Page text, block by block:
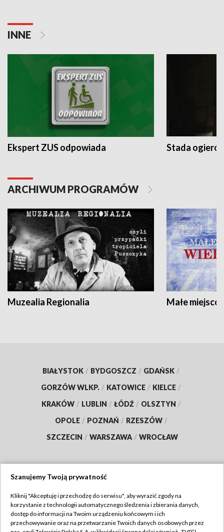
INNE
Ekspert ZUS odpowiada Stada
ARCHIWUM PROGRAMÓW
Muzealia Regionalia Małe
BIAŁYSTOK / BYDGOSZCZ / GDAŃSK /
GORZÓW WLKP. / KATOWICE / KIELCE /
KRAKÓW / LUBLIN / ŁÓDŹ / OLSZTYN /
OPOLE / POZNAŃ / RZESZÓW /
SZCZECIN / WARSZAWA / WROCŁAW
TVP
Abonament TVP
Regulamin TVP
Szanujemy Twoją prywatność
Kliknij "Akceptuję i przechodzę do serwisu", aby wyrazić zgody na
korzystanie z technologii automatycznego śledzenia i zbierania danych,
dostęp do informacji na Twoim urządzeniu końcowym i ich
przechowywanie oraz na przetwarzanie Twoich danych osobowych przez